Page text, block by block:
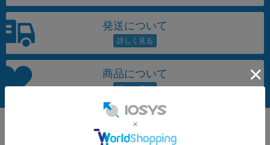
発送について
商品について
OS
OSの絞り込み
メモリ
~